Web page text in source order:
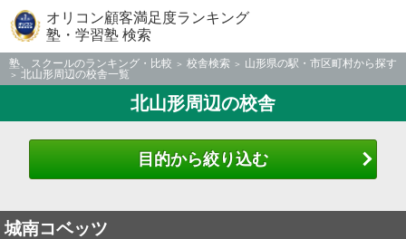
オリコン顧客満足度ランキング
塾・学習塾 検索
塾、スクールのランキング・比較 校舎検索
山形県の駅・市区町村から探す
北山形周辺の校舎一覧
北山形周辺の校舎
目的から絞り込む
城南コベッツ